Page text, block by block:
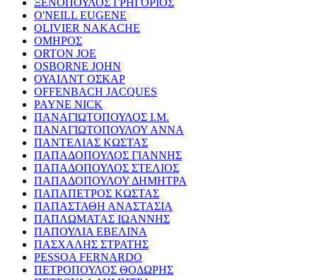
O'NEILL EUGENE
OLIVIER NAKACHE
ΟΜΗΡΟΣ
ORTON JOE
OSBORNE JOHN
ΟΥΑΙΛΝΤ ΟΣΚΑΡ
OFFENBACH JACQUES
PAYNE NICK
ΠΑΝΑΓΙΩΤΟΠΟΥΛΟΣ Ι.Μ.
ΠΑΝΑΓΙΩΤΟΠΟΥΛΟΥ ΑΝΝΑ
ΠΑΝΤΕΛΙΑΣ ΚΩΣΤΑΣ
ΠΑΠΑΔΟΠΟΥΛΟΣ ΓΙΑΝΝΗΣ
ΠΑΠΑΔΟΠΟΥΛΟΣ ΣΤΕΛΙΟΣ
ΠΑΠΑΔΟΠΟΥΛΟΥ ΔΗΜΗΤΡΑ
ΠΑΠΑΠΕΤΡΟΣ ΚΩΣΤΑΣ
ΠΑΠΑΣΤΑΘΗ ΑΝΑΣΤΑΣΙΑ
ΠΑΠΛΩΜΑΤΑΣ ΙΩΑΝΝΗΣ
ΠΑΠΟΥΛΙΑ ΕΒΕΛΙΝΑ
ΠΑΣΧΑΛΗΣ ΣΤΡΑΤΗΣ
PESSOA FERNARDO
ΠΕΤΡΟΠΟΥΛΟΣ ΘΟΔΩΡΗΣ